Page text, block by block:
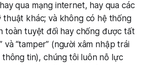
qua mạng internet, hay qua các
thuật khác; và không có hệ thống
toàn tuyệt đối hay chống được tất
và “tamper” (người xâm nhập trái
tin), chúng tôi luôn nỗ lực